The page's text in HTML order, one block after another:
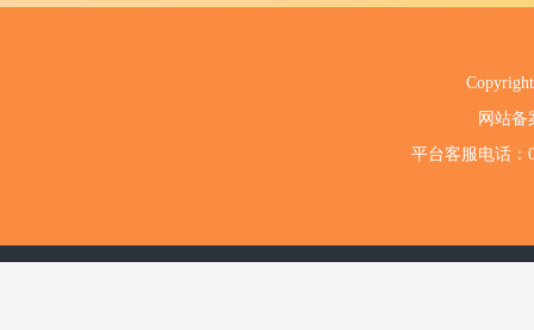
网站
平台客服电话：